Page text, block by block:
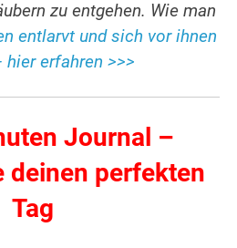
zu entgehen. Wie man
entlarvt und sich vor ihnen
erfahren >>>
Journal –
deinen perfekten
Tag